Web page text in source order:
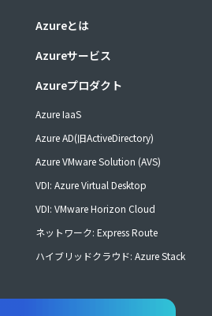
Azureとは
Azureサービス
Azureプロダクト
Azure IaaS
Azure AD(旧ActiveDirectory)
Azure VMware Solution (AVS)
VDI: Azure Virtual Desktop
VDI: VMware Horizon Cloud
ネットワーク: Express Route
ハイブリッドクラウド: Azure Stack